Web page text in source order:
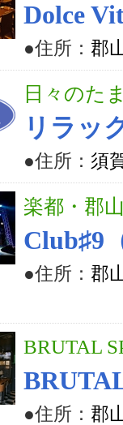
Dolce
●住所： 郡
日々のた
リラッ
●住所： 須
楽都・郡
Club♯9
●住所： 郡
BRUTAL
●住所： 郡